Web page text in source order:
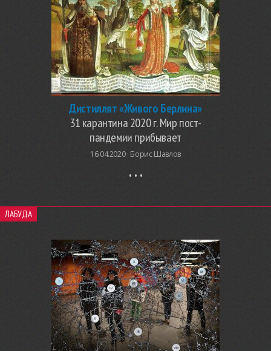
Дистиллят «Живого Берлина»
31 карантина 2020 г. Мир пост-
пандемии прибывает
16.04.2020 · Борис Шавлов
ЛАБУДА